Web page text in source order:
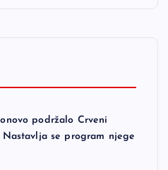
podržalo Crveni
se program njege